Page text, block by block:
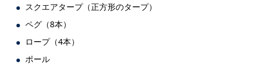
スクエアタープ（正方形のタープ）
ペグ（8本）
ロープ（4本）
ポール